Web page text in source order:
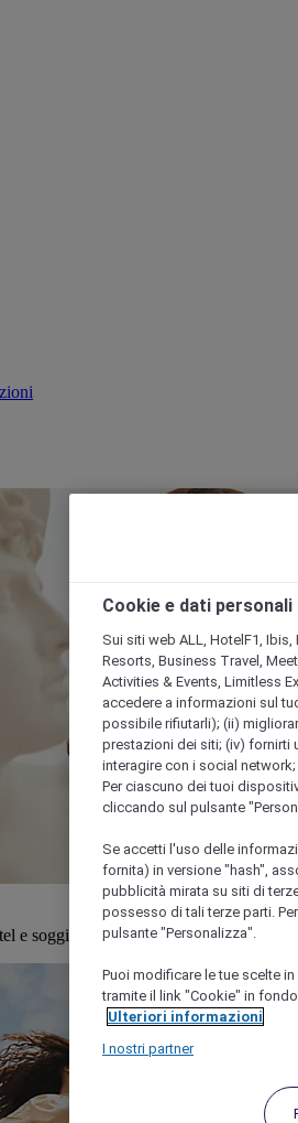
e soggiorno Mercure
Cookie e dati personali
Sui siti web ALL, HotelF1,
Resorts, Business Travel,
Activities & Events, Limitless
accedere a informazioni sul
possibile rifiutarli); (ii)
prestazioni dei siti; (iv) fornirti
interagire con i social
Per ciascuno dei tuoi
cliccando sul pulsante
Se accetti l'uso delle
fornita) in versione "hash",
pubblicità mirata su siti di
possesso di tali terze parti.
pulsante "Personalizza".
Puoi modificare le tue scelte
tramite il link "Cookie" in
Ulteriori informazioni
I nostri partner